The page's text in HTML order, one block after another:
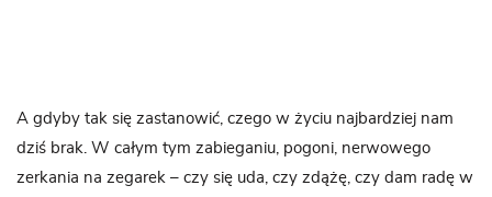
A gdyby tak się zastanowić, czego w życiu najbardziej nam
dziś brak. W całym tym zabieganiu, pogoni, nerwowego
zerkania na zegarek – czy się uda, czy zdążę, czy dam radę w